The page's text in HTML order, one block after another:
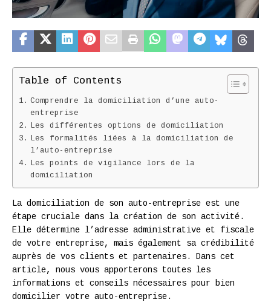
Table of Contents
Comprendre la domiciliation d’une auto-
entreprise
Les différentes options de domiciliation
Les formalités liées à la domiciliation de
l’auto-entreprise
Les points de vigilance lors de la
domiciliation
La domiciliation de son auto-entreprise est une
étape cruciale dans la création de son activité.
Elle détermine l’adresse administrative et fiscale
de votre entreprise, mais également sa crédibilité
auprès de vos clients et partenaires. Dans cet
article, nous vous apporterons toutes les
informations et conseils nécessaires pour bien
domicilier votre auto-entreprise.